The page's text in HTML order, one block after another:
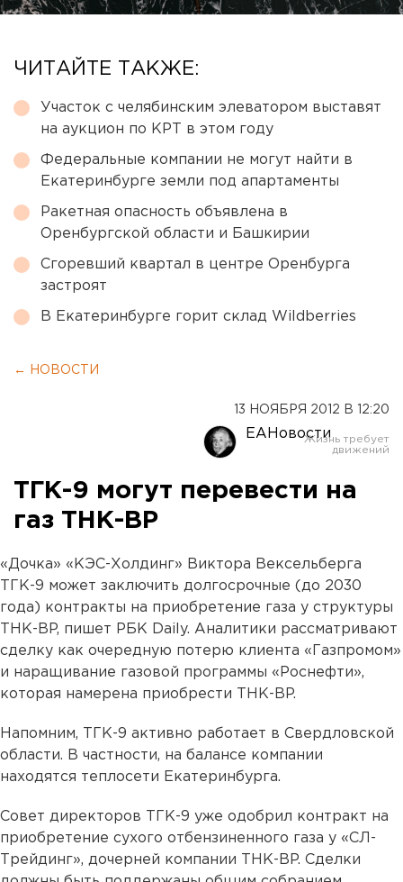
ЧИТАЙТЕ ТАКЖЕ:
Участок с челябинским элеватором выставят
на аукцион по КРТ в этом году
Федеральные компании не могут найти в
Екатеринбурге земли под апартаменты
Ракетная опасность объявлена в
Оренбургской области и Башкирии
Сгоревший квартал в центре Оренбурга
застроят
В Екатеринбурге горит склад Wildberries
← НОВОСТИ
13 НОЯБРЯ 2012 В 12:20
ЕАНовости
ТГК-9 могут перевести на
газ ТНК-BP
«Дочка» «КЭС-Холдинг» Виктора Вексельберга
ТГК-9 может заключить долгосрочные (до 2030
года) контракты на приобретение газа у структуры
ТНК-BP, пишет РБК Daily. Аналитики рассматривают
сделку как очередную потерю клиента «Газпромом»
и наращивание газовой программы «Роснефти»,
которая намерена приобрести ТНК-BP.
Напомним, ТГК-9 активно работает в Свердловской
области. В частности, на балансе компании
находятся теплосети Екатеринбурга.
Совет директоров ТГК-9 уже одобрил контракт на
приобретение сухого отбензиненного газа у «СЛ-
Трейдинг», дочерней компании ТНК-BP. Сделки